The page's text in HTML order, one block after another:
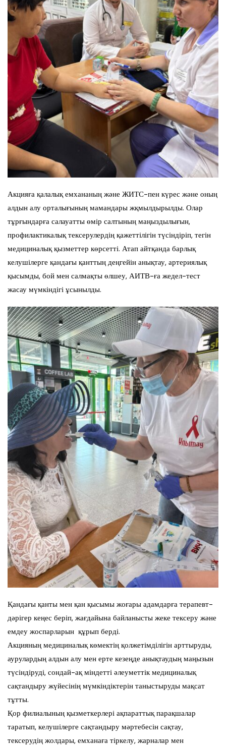
Акцияға қалалық емхананың және ЖИТС-пен күрес және оның
алдын алу орталығының мамандары жқмылдырылды. Олар
тұрғындарға салауатты өмір салтының маңыздылығын,
профилактикалық тексерулердің қажеттілігін түсіндіріп, тегін
медициналық қызметтер көрсетті. Атап айтқанда барлық
келушілерге қандағы қанттың деңгейін анықтау, артериялық
қысымды, бой мен салмақты өлшеу, АИТВ-ға жедел-тест
жасау мүмкіндігі ұсынылды.
Қандағы қанты мен қан қысымы жоғары адамдарға терапевт-
дәрігер кеңес беріп, жағдайына байланысты жеке тексеру және
емдеу жоспарларын құрып берді.
Акцияның медициналық көмектің қолжетімділігін арттыруды,
аурулардың алдын алу мен ерте кезеңде анықтаудың маңызын
түсіндіруді, сондай-ақ міндетті әлеуметтік медициналық
сақтандыру жүйесінің мүмкіндіктерін таныстыруды мақсат
тұтты.
Қор филиалының қызметкерлері ақпараттық парақшалар
таратып, келушілерге сақтандыру мәртебесін сақтау,
тексерудің жолдары, емханаға тіркелу, жарналар мен